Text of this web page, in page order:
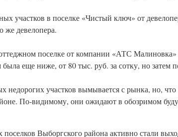
участков в поселке «Чистый ключ» от
же девелопера.
поселке от компании «АТС Малиновка»
была еще ниже, от 80 тыс. руб. за сотку, но затем
недорогих участков вымывается с рынка, но,
По-видимому, они ожидают в обозримом
Выборгского района активно стали